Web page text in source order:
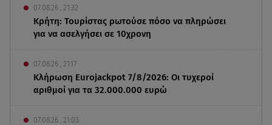
07.08.26 , 21:32
Κρήτη: Τουρίστας ρωτούσε πόσο να πληρώσει
για να ασελγήσει σε 10χρονη
07.08.26 , 21:17
Κλήρωση Eurojackpot 7/8/2026: Οι τυχεροί
αριθμοί για τα 32.000.000 ευρώ
07.08.26 , 21:03